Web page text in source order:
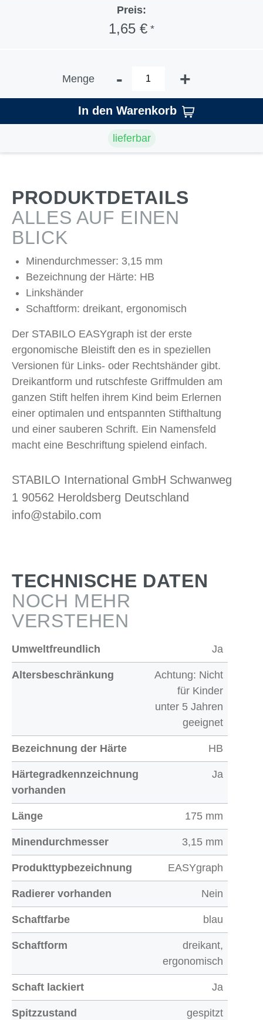
Preis:
1,65 € *
Menge - +
In den Warenkorb
lieferbar
PRODUKTDETAILS
ALLES AUF EINEN
BLICK
Minendurchmesser: 3,15 mm
Bezeichnung der Härte: HB
Linkshänder
Schaftform: dreikant, ergonomisch
Der STABILO EASYgraph ist der erste
ergonomische Bleistift den es in speziellen
Versionen für Links- oder Rechtshänder gibt.
Dreikantform und rutschfeste Griffmulden am
ganzen Stift helfen ihrem Kind beim Erlernen
einer optimalen und entspannten Stifthaltung
und einer sauberen Schrift. Ein Namensfeld
macht eine Beschriftung spielend einfach.
STABILO International GmbH Schwanweg
1 90562 Heroldsberg Deutschland
info@stabilo.com
TECHNISCHE DATEN
NOCH MEHR
VERSTEHEN
Umweltfreundlich Ja
Altersbeschränkung
Achtung: Nicht
für Kinder
unter 5 Jahren
geeignet
Bezeichnung der Härte HB
Härtegradkennzeichnung
vorhanden
Ja
Länge 175 mm
Minendurchmesser 3,15 mm
Produkttypbezeichnung EASYgraph
Radierer vorhanden Nein
Schaftfarbe blau
Schaftform
dreikant,
ergonomisch
Schaft lackiert Ja
Spitzzustand gespitzt